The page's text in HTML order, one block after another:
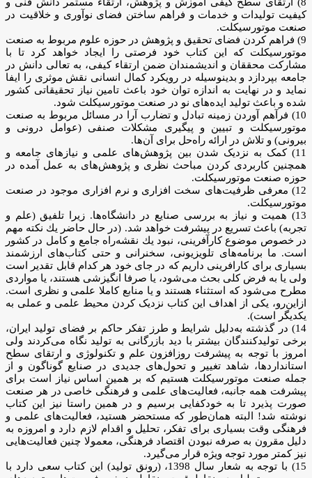
کیفیت تولیدات و خدمات و فراهم ساختن فضای نوآوری و خلاقیت در
صنعت موتورسیکلت.
9) فراهم کردن فضای تحقیق و پژوهش در حوزه علوم مربوط به صنعت
موتورسیکلت که این کتاب خود فرصتی را ایجاد خواهد کرد تا با
مشارکت محققان و اندیشمندان ضمن ارتقاء کیفی‌، به تعالی دانش در
جامعه بپردازد و بدینوسیله در رویکرد کمال انسانی نقش موثری را ایفا
نماید و در نهایت به اندازه توان خود باعث تامین نیاز تحقیقاتی کشور
شده و باعث تولید ایده‌های نو در صنعت موتورسیکلت شود.
10) فرآهم آوردن زمینه تبادل و تضارب آرا در مسائل مربوط به صنعت
موتورسیکلت و تبیین و پیگیری مشکلات صنفی (عوامل درونی و
بیرونی) و تلاش در ارائه راه‌حل برای آن‌ها.
11) کمک به نزدیک شدن بین پژوهش‌های علمی و نیازهای جامعه و
همچنین کاربردی کردن مباحث نظری و پژوهش‌های به‌ عمل آمده در
حوزه صنعت موتورسیکلت.
12) معرفی ظرفیت‌های سخت افزاری و نرم افزاری موجود در صنعت
موتورسیکلت.
13) همیت و نیاز به بررسی صنایع در دانشگاه‌ها. زیرا تلفیق (علم و
تجربه) باعث تسریع در پیشرفت خواهد شد. (در حال حاضر يك نكته مهم
در خصوص موضوع کارآفرینی، نبود يك نقشه‌راه جامع و کامل در کشور
است. ما برنامه‌هاى تلويزيونى، سخنرانى و حتى كتاب‌هاى ارزشمند
بسيارى براى كارافرينى داريم كه در جاى خود هر كدام قابل تقدير است
ولى يا به فرض كلى بحث مى‌شود، يا صرفا انگيزشى هستند، يا مواردى
مطرح مى‌شود كه استثناء هستند و يا منابع كاملا علمى و نظرى است.
ازاین‌رو، يكى از اهداف این کتاب نزدیک کردن محیط علمی و عملی به
یکدیگر است).
14) در گذشته به‌دلیل شرایط و طرز تفکر حاکم بر فضای تولید ایران،
برخی تولیدکنندگان بیشتر با دید بازرگانی به تولید نگاه می‌کردند ولی
امروز با توجه به پیشرفت روزافزون علم و تکنولوژی و ارتقای سطح
استانداردها، شاهد تغییر و تحول‌های جدیدی در صنایع گوناگون و از
جمله صنعت موتورسیکلت هستیم که بر همین اساس نیاز است برای
پیشرفت همه جانبه، فعالیت‌های علمی و فرهنگی خاصی در هر صنعت
صورت پذیرد تا به خودکفایی برسیم و در همین راستا نیز این کتاب
نوشته شد! البته همان‌طور كه مستحضر هستيد، فعالیت‌های علمی و
فرهنگى وقت بسيارى برای تفكر، تحليل و اقدام لازم دارد و امروزه به
دليل مقرون به صرفه نبودن اقتصاد فرهنگى، معمولا چنین فعالیت‌هایی
نيز كمتر مورد توجه ویژه قرار مى‌گيرد.
15) با توجه به شعار سال 1398، (رونق تولید) این کتاب سعی دارد با